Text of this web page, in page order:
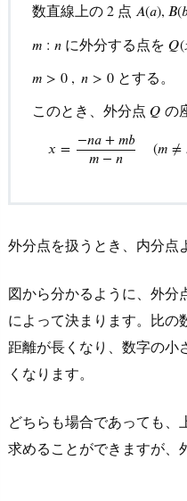
扱
っ
題
よ
1.
問
(1)
解
答・
数直線上の2点 𝐴(𝑎), 𝐵(
𝑚 : 𝑛に外分する点を 𝑄(
𝑚 > 0 , 𝑛 > 0とする。
このとき、外分点 𝑄 の
𝑥 = −𝑛𝑎 + 𝑚𝑏
𝑚 − 𝑛 (𝑚 ≠
数直線上の 2点A(a),B
外分点を扱うとき、内分点
図から分かるように、外分
によって決まります。比の
距離が長くなり、数字の小
くなります。
どちらも場合であっても、
求めることができますが、